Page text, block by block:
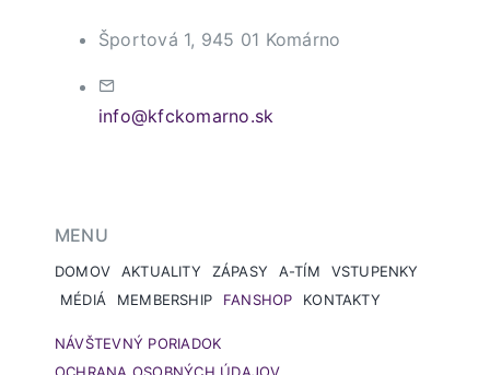
Športová 1, 945 01 Komárno
info@kfckomarno.sk
MENU
DOMOV AKTUALITY ZÁPASY A-TÍM
VSTUPENKY
MÉDIÁ
MEMBERSHIP FANSHOP KONTAKTY
NÁVŠTEVNÝ PORIADOK